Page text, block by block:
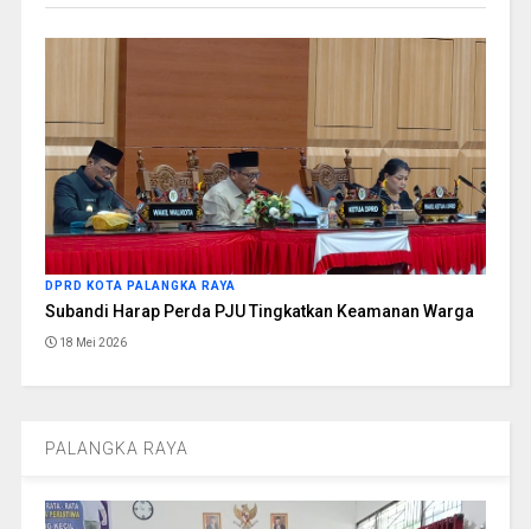
DPRD KOTA PALANGKA RAYA
Subandi Harap Perda PJU Tingkatkan Keamanan Warga
18 Mei 2026
PALANGKA RAYA